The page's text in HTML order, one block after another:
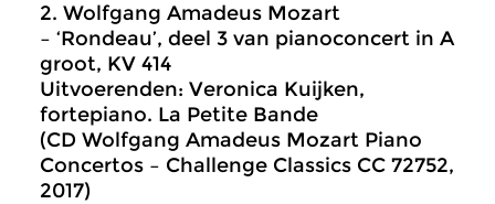
2. Wolfgang Amadeus Mozart
– ‘Rondeau’, deel 3 van pianoconcert in A
groot, KV 414
Uitvoerenden: Veronica Kuijken,
fortepiano. La Petite Bande
(CD Wolfgang Amadeus Mozart Piano
Concertos – Challenge Classics CC 72752,
2017)